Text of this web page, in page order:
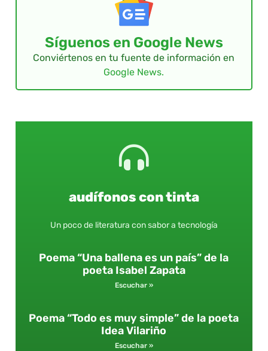
Síguenos en Google News
Conviértenos en tu fuente de información en
Google News.
audífonos con tinta
Un poco de literatura con sabor a tecnología
Poema “Una ballena es un país” de la
poeta Isabel Zapata
Escuchar »
Poema “Todo es muy simple” de la poeta
Idea Vilariño
Escuchar »